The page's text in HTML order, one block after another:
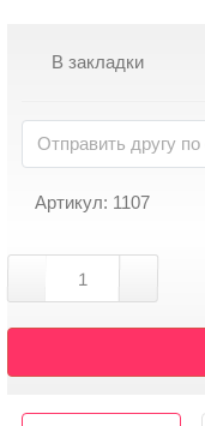
В закладки
Артикул: 1107